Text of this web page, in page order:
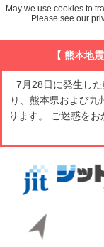
【 熊本地
7月28日に発生し
り、熊本県および
ります。 ご迷惑を
May we use cookies to
Please see our